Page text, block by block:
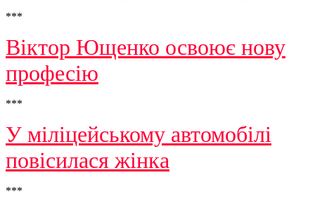
***
Віктор Ющенко освоює нову
професію
***
У міліцейському автомобілі
повісилася жінка
***